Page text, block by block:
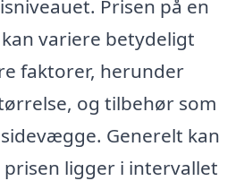
Prisen på en
variere betydeligt
faktorer, herunder
og tilbehør som
Generelt kan
ligger i intervallet